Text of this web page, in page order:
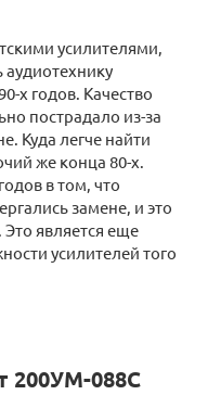
усилителями,
х годов. Качество
пострадало из-за
Куда легче найти
же конца 80-х.
в том, что
замене, и это
является еще
усилителей того
200УМ-088С